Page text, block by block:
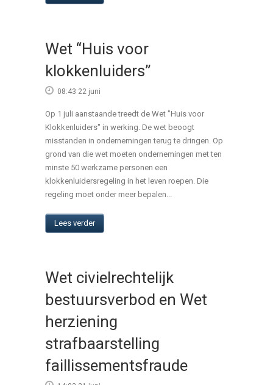
Wet “Huis voor
klokkenluiders”
08:43 22 juni
Op 1 juli aanstaande treedt de Wet "Huis voor
Klokkenluiders" in werking. De wet beoogt
misstanden in ondernemingen terug te dringen. Op
grond van die wet moeten ondernemingen met ten
minste 50 werkzame personen een
klokkenluidersregeling in het leven roepen. Die
regeling moet onder meer bepalen...
Lees verder
Wet civielrechtelijk
bestuursverbod en Wet
herziening
strafbaarstelling
faillissementsfraude